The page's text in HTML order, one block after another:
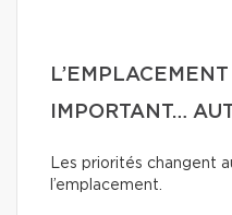
IMPORTANT…
Les priorités changent
l’emplacement.